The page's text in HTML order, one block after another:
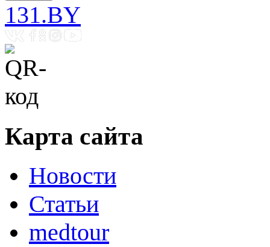
131.BY
Карта сайта
Новости
Статьи
medtour